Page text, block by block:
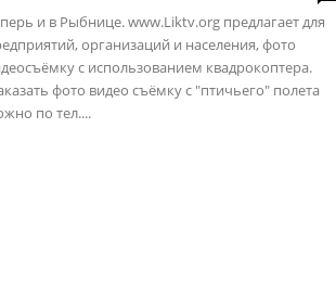
и в Рыбнице. www.Liktv.org предлагает для
организаций и населения, фото
с использованием квадрокоптера.
фото видео съёмку с "птичьего" полета
по тел....